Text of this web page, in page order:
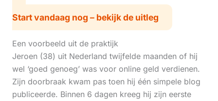
Start vandaag nog – bekijk de uitleg
Een voorbeeld uit de praktijk
Jeroen (38) uit Nederland twijfelde maanden of hij
wel ‘goed genoeg’ was voor online geld verdienen.
Zijn doorbraak kwam pas toen hij één simpele blog
publiceerde. Binnen 6 dagen kreeg hij zijn eerste